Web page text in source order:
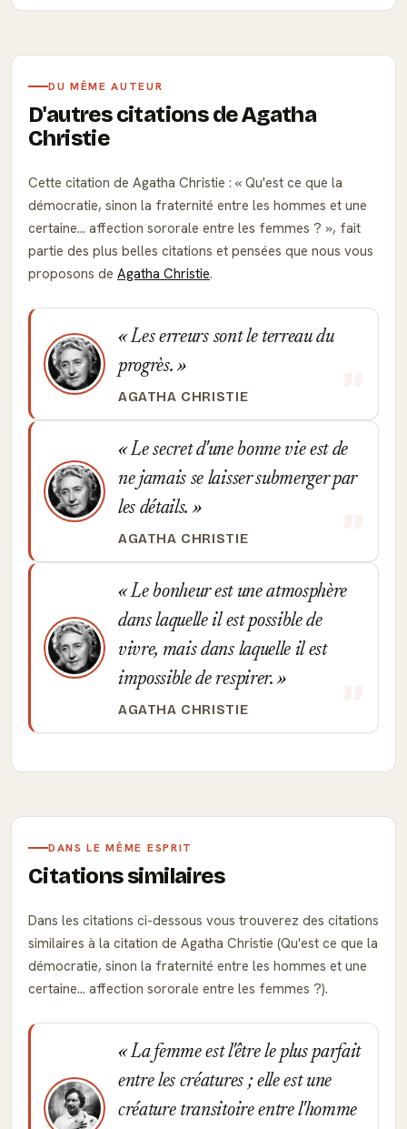
DU MÊME AUTEUR
D'autres citations de Agatha
Christie
Cette citation de Agatha Christie :
Qu'est ce que la
démocratie, sinon la fraternité entre les hommes et une
certaine… affection sororale entre les femmes ?
, fait
partie des plus belles citations et pensées que nous vous
proposons de Agatha Christie.
Les erreurs sont le terreau du
progrès.
AGATHA CHRISTIE
Le secret d'une bonne vie est de
ne jamais se laisser submerger par
les détails.
AGATHA CHRISTIE
Le bonheur est une atmosphère
dans laquelle il est possible de
vivre, mais dans laquelle il est
impossible de respirer.
AGATHA CHRISTIE
DANS LE MÊME ESPRIT
Citations similaires
Dans les citations ci-dessous vous trouverez des citations
similaires à la citation de Agatha Christie (Qu'est ce que la
démocratie, sinon la fraternité entre les hommes et une
certaine… affection sororale entre les femmes ?).
La femme est l'être le plus parfait
entre les créatures ; elle est une
créature transitoire entre l'homme